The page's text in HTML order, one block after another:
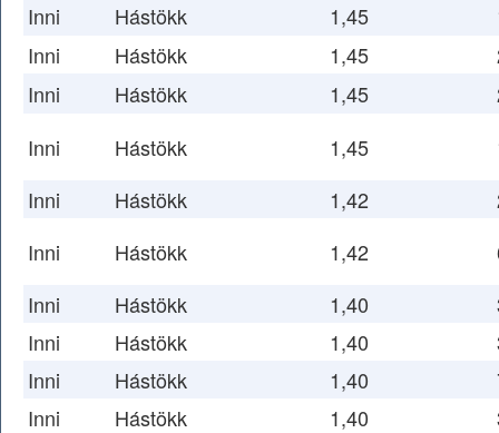
Inni
Hástökk 1,45
Inni
Hástökk 1,45
Inni
Hástökk 1,45
Inni
Hástökk 1,45
Inni
Hástökk 1,42
Inni
Hástökk 1,42
Inni
Hástökk 1,40
Inni
Hástökk 1,40
Inni
Hástökk 1,40
Inni
Hástökk 1,40